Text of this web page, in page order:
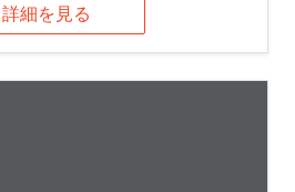
詳細を見る